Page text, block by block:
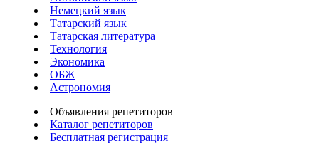
Немецкий язык
Татарский язык
Татарская литература
Технология
Экономика
ОБЖ
Астрономия
Объявления репетиторов
Каталог репетиторов
Бесплатная регистрация